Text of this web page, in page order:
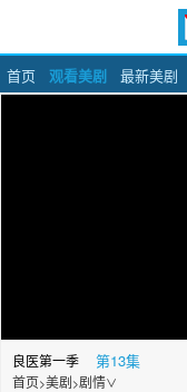
首页 观看美剧 最新美剧
良医第一季 第13集
首页>美剧>剧情∨